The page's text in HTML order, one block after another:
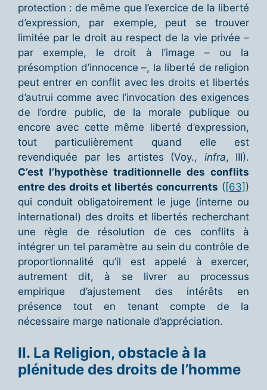
protection : de même que l’exercice de la liberté
d’expression, par exemple, peut se trouver
limitée par le droit au respect de la vie privée –
par exemple, le droit à l’image – ou la
présomption d’innocence –, la liberté de religion
peut entrer en conflit avec les droits et libertés
d’autrui comme avec l’invocation des exigences
de l’ordre public, de la morale publique ou
encore avec cette même liberté d’expression,
tout particulièrement quand elle est
revendiquée par les artistes (Voy., infra, III).
C’est l’hypothèse traditionnelle des conflits
entre des droits et libertés concurrents ( [63] )
qui conduit obligatoirement le juge (interne ou
international) des droits et libertés recherchant
une règle de résolution de ces conflits à
intégrer un tel paramètre au sein du contrôle de
proportionnalité qu’il est appelé à exercer,
autrement dit, à se livrer au processus
empirique d’ajustement des intérêts en
présence tout en tenant compte de la
nécessaire marge nationale d’appréciation.
II. La Religion, obstacle à la
plénitude des droits de l’homme